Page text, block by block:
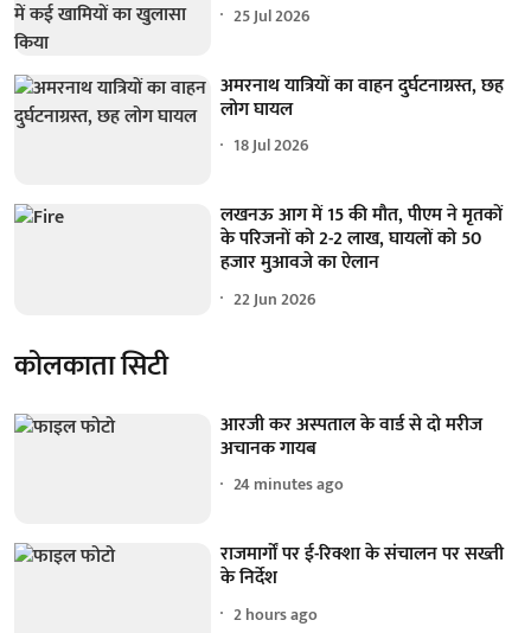
25 Jul 2026
अमरनाथ यात्रियों का वाहन दुर्घटनाग्रस्त, छह
लोग घायल
18 Jul 2026
लखनऊ आग में 15 की मौत, पीएम ने मृतकों
के परिजनों को 2-2 लाख, घायलों को 50
हजार मुआवजे का ऐलान
22 Jun 2026
कोलकाता सिटी
आरजी कर अस्पताल के वार्ड से दो मरीज
अचानक गायब
24 minutes ago
राजमार्गों पर ई-रिक्शा के संचालन पर सख्ती
के निर्देश
2 hours ago